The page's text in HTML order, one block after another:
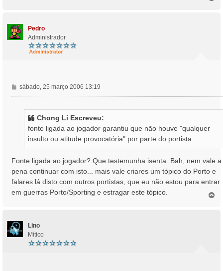
Pedro
Administrador
M
e
sábado, 25 março 2006 13:19
Chong Li Escreveu:
fonte ligada ao jogador garantiu que não houve "qualquer
insulto ou atitude provocatória" por parte do portista.
Fonte ligada ao jogador? Que testemunha isenta. Bah, nem vale a
pena continuar com isto... mais vale criares um tópico do Porto e
falares lá disto com outros portistas, que eu não estou para entrar
em guerras Porto/Sporting e estragar este tópico.
Lino
Mítico